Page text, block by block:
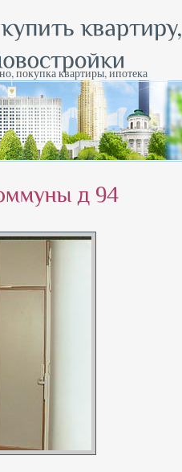
покупка квартиры, ипотека